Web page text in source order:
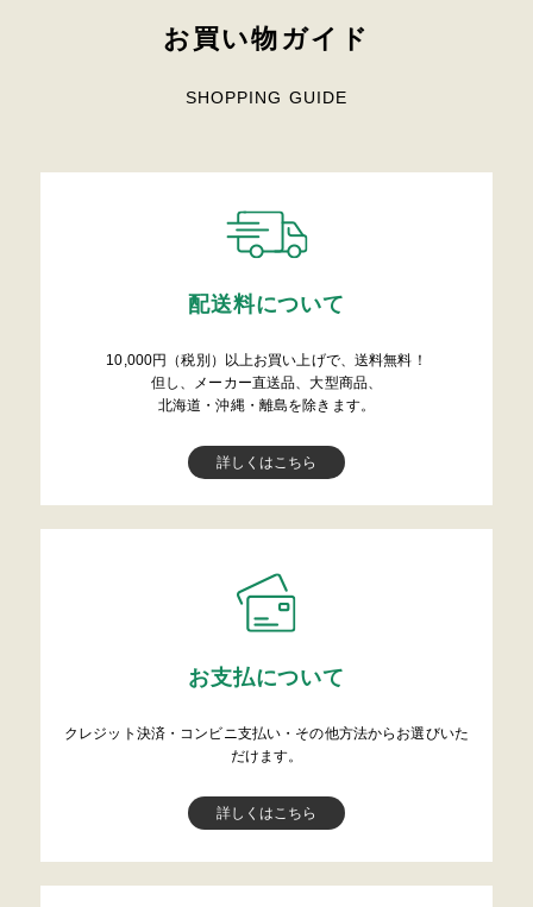
お買い物ガイド
SHOPPING GUIDE
配送料について
10,000円（税別）以上お買い上げで、送料無料！
但し、メーカー直送品、大型商品、
北海道・沖縄・離島を除きます。
詳しくはこちら
お支払について
クレジット決済・コンビニ支払い・その他方法からお選びいた
だけます。
詳しくはこちら